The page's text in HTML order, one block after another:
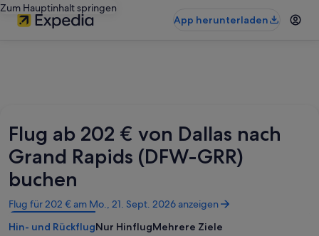
Zum Hauptinhalt springen
App herunterladen
Flug ab 202 € von Dallas nach
Grand Rapids (DFW-GRR)
buchen
Flug für 202 € am Mo., 21. Sept. 2026 anzeigen
Wird
in
einem
Hin- und RückflugNur HinflugMehrere Ziele